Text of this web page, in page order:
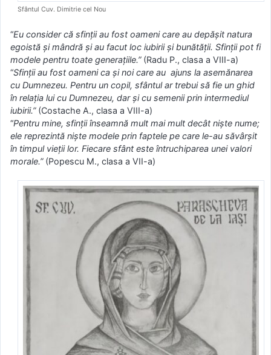
Sfântul Cuv. Dimitrie cel Nou
“Eu consider că sfinţii au fost oameni care au depăşit natura
egoistă şi mândră şi au facut loc iubirii şi bunătăţii. Sfinţii pot fi
modele pentru toate generaţiile.”(Radu P., clasa a VIII-a)
“Sfinţii au fost oameni ca şi noi care au ajuns la asemănarea
cu Dumnezeu. Pentru un copil, sfântul ar trebui să fie un ghid
în relaţia lui cu Dumnezeu, dar şi cu semenii prin intermediul
iubirii.”(Costache A., clasa a VIII-a)
“Pentru mine, sfinţii înseamnă mult mai mult decât nişte nume;
ele reprezintă nişte modele prin faptele pe care le-au săvârşit
în timpul vieţii lor. Fiecare sfânt este întruchiparea unei valori
morale.”(Popescu M., clasa a VII-a)